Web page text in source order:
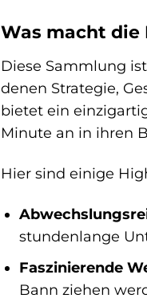
Was macht die
Diese Sammlung
denen Strategie,
bietet ein
Minute an in ihren
Hier sind einige
stundenlange
Faszinierende
Bann ziehen